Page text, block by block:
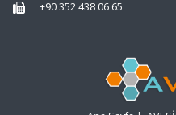
+90 352 438 06 65